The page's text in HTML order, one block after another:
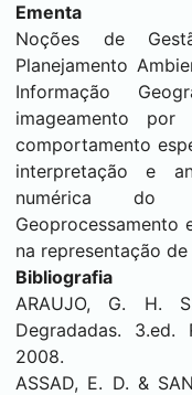
Ementa
Noções de
Planejamento
Informação
imageamento
comportamento
interpretação e
numérica do
Geoprocessamento
na representação
Bibliografia
ARAUJO, G. H.
Degradadas.
2008.
ASSAD, E. D. &